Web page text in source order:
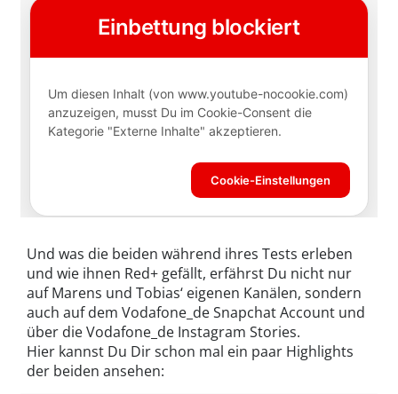
Und was die beiden während ihres Tests erleben
und wie ihnen Red+ gefällt, erfährst Du nicht nur
auf Marens und Tobias‘ eigenen Kanälen, sondern
auch auf dem Vodafone_de Snapchat Account und
über die Vodafone_de Instagram Stories.
Hier kannst Du Dir schon mal ein paar Highlights
der beiden ansehen: